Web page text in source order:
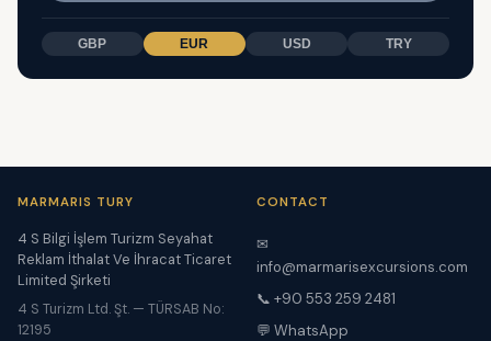
GBP EUR USD TRY
MARMARIS TURY
4 S Bilgi İşlem Turizm Seyahat
Reklam İthalat Ve İhracat Ticaret
Limited Şirketi
4 S Turizm Ltd. Şt. — TÜRSAB No:
12195
CONTACT
✉
info@marmarisexcursions.com
📞 +90 553 259 2481
💬 WhatsApp